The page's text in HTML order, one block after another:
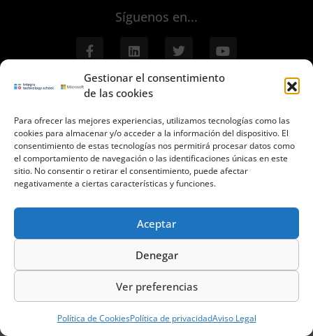
Gestionar el consentimiento
de las cookies
Para ofrecer las mejores experiencias, utilizamos tecnologías como las
cookies para almacenar y/o acceder a la información del dispositivo. El
consentimiento de estas tecnologías nos permitirá procesar datos como
el comportamiento de navegación o las identificaciones únicas en este
sitio. No consentir o retirar el consentimiento, puede afectar
negativamente a ciertas características y funciones.
Aceptar
Denegar
Ver preferencias
Política de CookiesPolítica de privacidadAviso Legal
Síguenos en...
Aviso Legal
Política de Privacidad
Políica de Cookies
Términos y Condiciones de uso
© 2023 INTEGRA Technology School. Todos los derechos reservados